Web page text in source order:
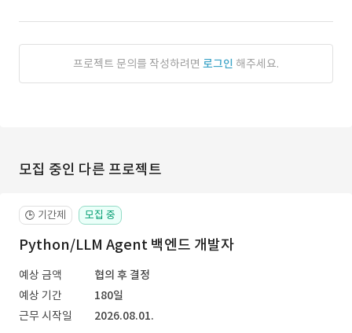
프로젝트 문의를 작성하려면 로그인 해주세요.
모집 중인 다른 프로젝트
🕒 기간제 모집 중
Python/LLM Agent 백엔드 개발자
예상 금액
협의 후 결정
예상 기간
180일
근무 시작일
2026.08.01.